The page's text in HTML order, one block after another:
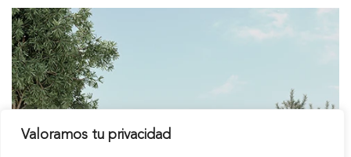
Valoramos tu privacidad